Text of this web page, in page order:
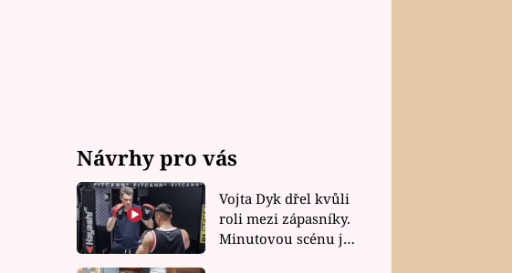
Návrhy pro vás
Vojta Dyk dřel kvůli
roli mezi zápasníky.
Minutovou scénu jel